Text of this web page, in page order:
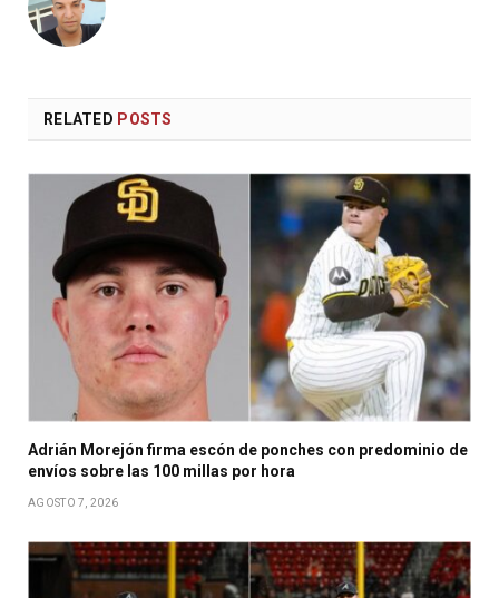
RELATED POSTS
Adrián Morejón firma escón de ponches con predominio de
envíos sobre las 100 millas por hora
AGOSTO 7, 2026